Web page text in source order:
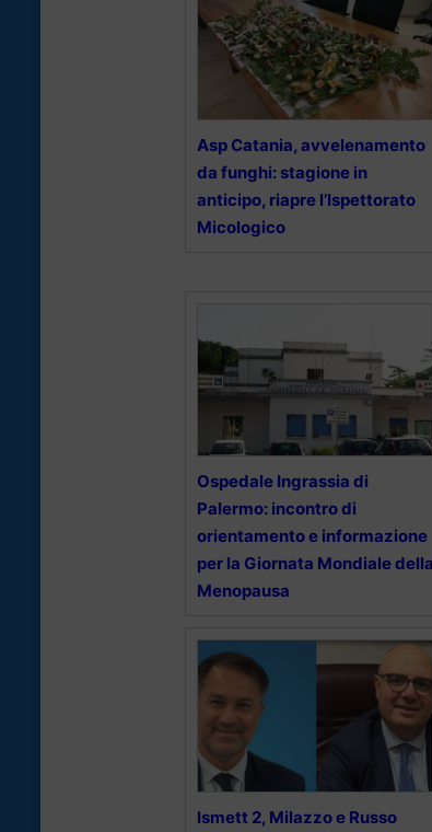
Asp Catania, avvelenamento
da funghi: stagione in
anticipo, riapre l’Ispettorato
Micologico
Ospedale Ingrassia di
Palermo: incontro di
orientamento e informazione
per la Giornata Mondiale della
Menopausa
Ismett 2, Milazzo e Russo